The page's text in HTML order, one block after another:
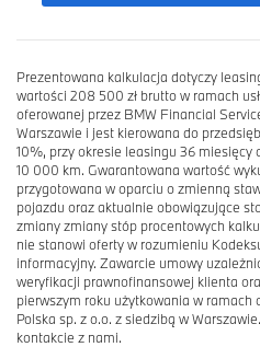
Prezentowana kalkulacja dotyczy
wartości 208 500 zł brutto w ramach
oferowanej przez BMW Financial
Warszawie i jest kierowana do
10%, przy okresie leasingu 36
10 000 km. Gwarantowana wartość
przygotowana w oparciu o zmienną
pojazdu oraz aktualnie obowiązujące
zmiany zmiany stóp procentowych
nie stanowi oferty w rozumieniu
informacyjny. Zawarcie umowy
weryfikacji prawnofinansowej klienta
pierwszym roku użytkowania w ramach
Polska sp. z o.o. z siedzibą w
kontakcie z nami.